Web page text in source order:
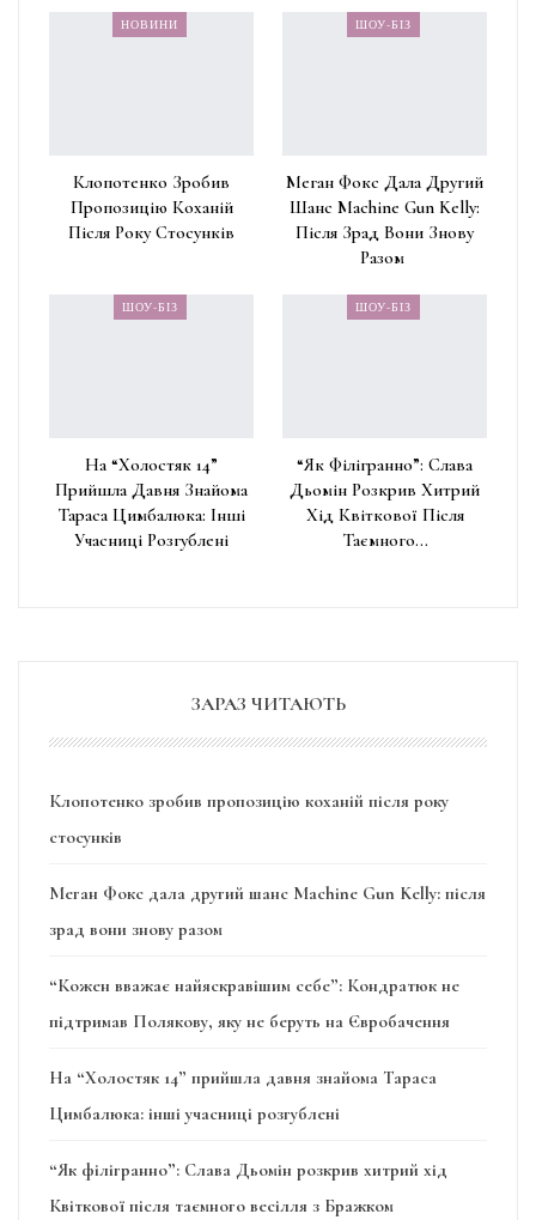
НОВИНИ
Клопотенко Зробив
Пропозицію Коханій
Після Року Стосунків
ШОУ-БІЗ
Меган Фокс Дала Другий
Шанс Machine Gun Kelly:
Після Зрад Вони Знову
Разом
ШОУ-БІЗ
На “Холостяк 14”
Прийшла Давня Знайома
Тараса Цимбалюка: Інші
Учасниці Розгублені
ШОУ-БІЗ
“Як Філігранно”: Слава
Дьомін Розкрив Хитрий
Хід Квіткової Після
Таємного…
ЗАРАЗ ЧИТАЮТЬ
Клопотенко зробив пропозицію коханій після року
стосунків
Меган Фокс дала другий шанс Machine Gun Kelly: після
зрад вони знову разом
“Кожен вважає найяскравішим себе”: Кондратюк не
підтримав Полякову, яку не беруть на Євробачення
На “Холостяк 14” прийшла давня знайома Тараса
Цимбалюка: інші учасниці розгублені
“Як філігранно”: Слава Дьомін розкрив хитрий хід
Квіткової після таємного весілля з Бражком